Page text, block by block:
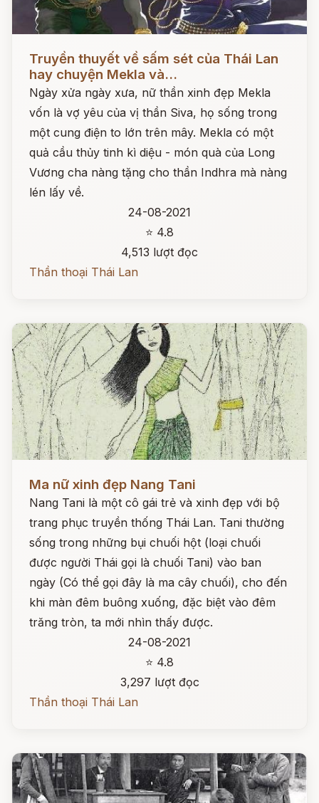
Đọc ngay
Truyền thuyết về sấm sét của Thái Lan
hay chuyện Mekla và...
Ngày xửa ngày xưa, nữ thần xinh đẹp Mekla
vốn là vợ yêu của vị thần Siva, họ sống trong
một cung điện to lớn trên mây. Mekla có một
quả cầu thủy tinh kì diệu - món quà của Long
Vương cha nàng tặng cho thần Indhra mà nàng
lén lấy về.
24-08-2021
⭐ 4.8
4,513 lượt đọc
Thần thoại Thái Lan
Ma nữ xinh đẹp Nang Tani
Nang Tani là một cô gái trẻ và xinh đẹp với bộ
trang phục truyền thống Thái Lan. Tani thường
sống trong những bụi chuối hột (loại chuối
được người Thái gọi là chuối Tani) vào ban
ngày (Có thể gọi đây là ma cây chuối), cho đến
khi màn đêm buông xuống, đặc biệt vào đêm
trăng tròn, ta mới nhìn thấy được.
24-08-2021
⭐ 4.8
3,297 lượt đọc
Thần thoại Thái Lan